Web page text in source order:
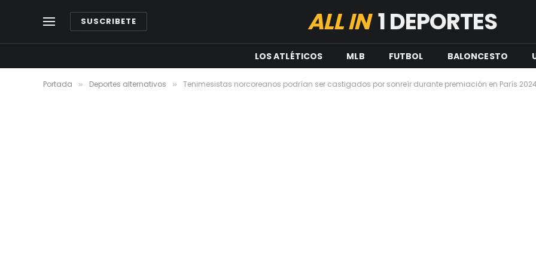
SUSCRIBETE ALL IN1 DEPORTES
LOS ATLÉTICOS MLB FUTBOL BALONCESTO
Portada » Deportes alternativos » Tenimesistas norcoreanos podrían ser castigados por sonreír durante premiación en París 2024